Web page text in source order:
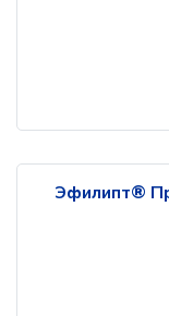
Эфилипт®